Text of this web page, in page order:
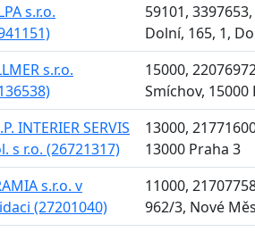
s.r.o.
59101,
Dolní, 165, 1,
s.r.o.
15000,
Smíchov, 15000
INTERIER SERVIS
s r.o. (26721317)
13000,
13000 Praha 3
s.r.o. v
(27201040)
11000,
962/3, Nové